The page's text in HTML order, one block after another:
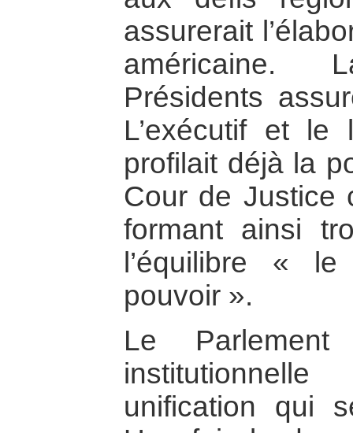
assurerait
américaine.
Présidents
L’exécutif et le
profilait déjà la
Cour de Justice
formant ainsi
l’équilibre «
pouvoir ».
Le Parlement
unification qui